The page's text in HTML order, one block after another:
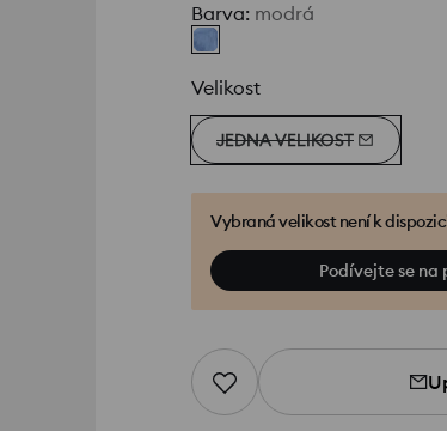
Barva: modrá
Velikost
JEDNA VELIKOST
Vybraná velikost není k
Podívejte se